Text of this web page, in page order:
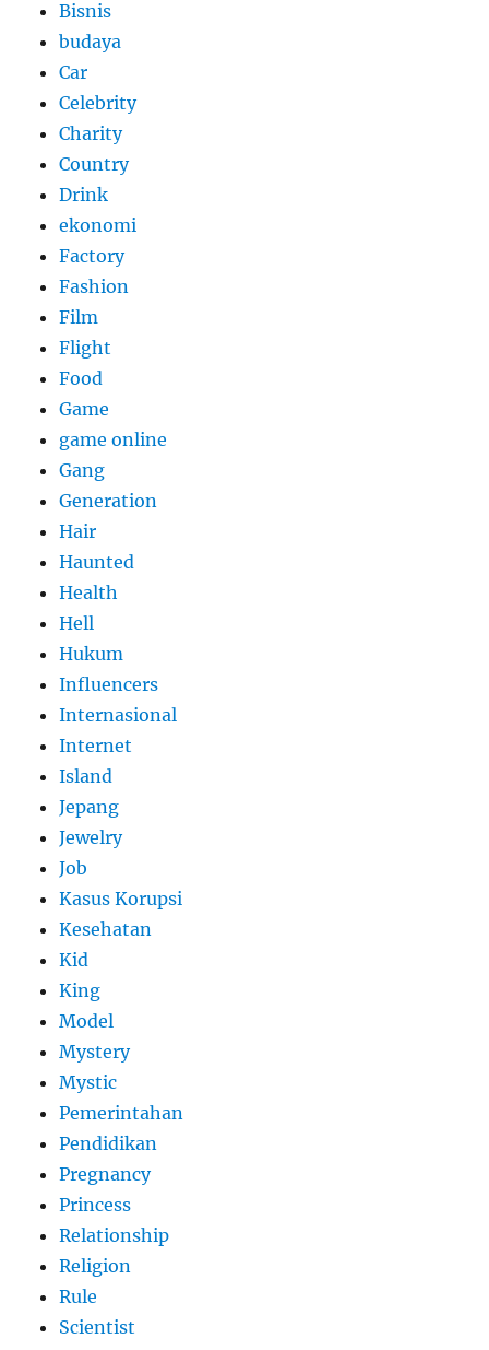
Bisnis
budaya
Car
Celebrity
Charity
Country
Drink
ekonomi
Factory
Fashion
Film
Flight
Food
Game
game online
Gang
Generation
Hair
Haunted
Health
Hell
Hukum
Influencers
Internasional
Internet
Island
Jepang
Jewelry
Job
Kasus Korupsi
Kesehatan
Kid
King
Model
Mystery
Mystic
Pemerintahan
Pendidikan
Pregnancy
Princess
Relationship
Religion
Rule
Scientist